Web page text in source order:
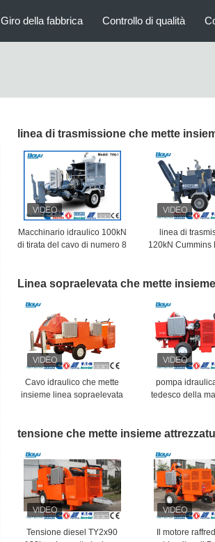
Giro della fabbrica Controllo di qualità
linea di trasmissione che mette
Macchinario idraulico 100kN
di tirata del cavo di numero 8
linea di
120kN Cummins
Linea sopraelevata che mette
Cavo idraulico che mette
insieme linea sopraelevata
dell'attrezzatura
pompa
tedesco della
118kw
tensione che mette insieme
Tensione diesel TY2x90
Il motore